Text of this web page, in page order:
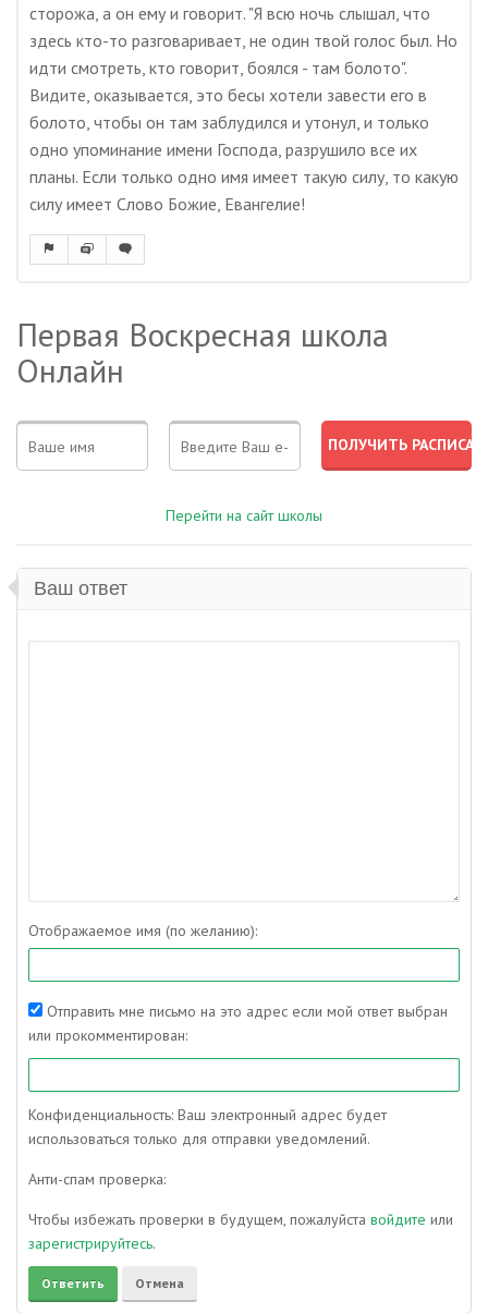
сторожа, а он ему и говорит. "Я всю ночь слышал, что
здесь кто-то разговаривает, не один твой голос был. Но
идти смотреть, кто говорит, боялся - там болото".
Видите, оказывается, это бесы хотели завести его в
болото, чтобы он там заблудился и утонул, и только
одно упоминание имени Господа, разрушило все их
планы. Если только одно имя имеет такую силу, то какую
силу имеет Слово Божие, Евангелие!
Первая Воскресная школа
Онлайн
Перейти на сайт школы
Ваш ответ
Отображаемое имя (по желанию):
Отправить мне письмо на это адрес если мой ответ выбран
или прокомментирован:
Конфиденциальность: Ваш электронный адрес будет
использоваться только для отправки уведомлений.
Анти-спам проверка:
Чтобы избежать проверки в будущем, пожалуйста войдите или
зарегистрируйтесь.